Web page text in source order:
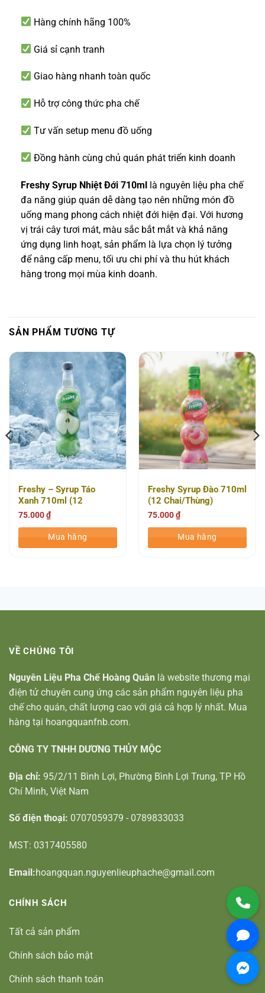
Hàng chính hãng 100%
Giá sỉ cạnh tranh
Giao hàng nhanh toàn quốc
Hỗ trợ công thức pha chế
Tư vấn setup menu đồ uống
Đồng hành cùng chủ quán phát triển kinh doanh
Freshy Syrup Nhiệt Đới 710ml là nguyên liệu pha chế
đa năng giúp quán dễ dàng tạo nên những món đồ
uống mang phong cách nhiệt đới hiện đại. Với hương
vị trái cây tươi mát, màu sắc bắt mắt và khả năng
ứng dụng linh hoạt, sản phẩm là lựa chọn lý tưởng
để nâng cấp menu, tối ưu chi phí và thu hút khách
hàng trong mọi mùa kinh doanh.
SẢN PHẨM TƯƠNG TỰ
Freshy – Syrup Táo
Xanh 710ml (12
Chai/thùng)
75.000₫
Mua hàng
Freshy Syrup Đào 710ml
(12 Chai/thùng)
75.000₫
Mua hàng
VỀ CHÚNG TÔI
Nguyên Liệu Pha Chế Hoàng Quân là website thương mại
điện tử chuyên cung ứng các sản phẩm nguyên liệu pha
chế cho quán, chất lượng cao với giá cả hợp lý nhất. Mua
hàng tại hoangquanfnb.com.
CÔNG TY TNHH DƯƠNG THỦY MỘC
Địa chỉ: 95/2/11 Bình Lợi, Phường Bình Lợi Trung, TP Hồ
Chí Minh, Việt Nam
Số điện thoại: 0707059379 - 0789833033
MST: 0317405580
Email:hoangquan.nguyenlieuphache@gmail.com
CHÍNH SÁCH
Tất cả sản phẩm
Chính sách bảo mật
Chính sách thanh toán